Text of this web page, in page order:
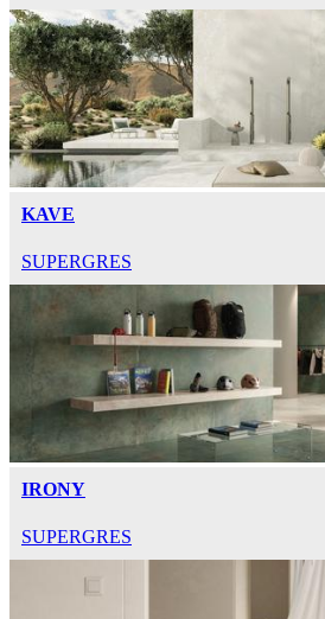
KAVE
SUPERGRES
IRONY
SUPERGRES